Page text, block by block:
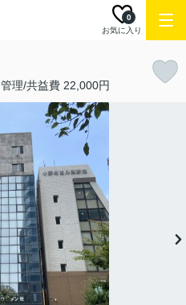
お気に入り
0
管理/共益費 22,000円